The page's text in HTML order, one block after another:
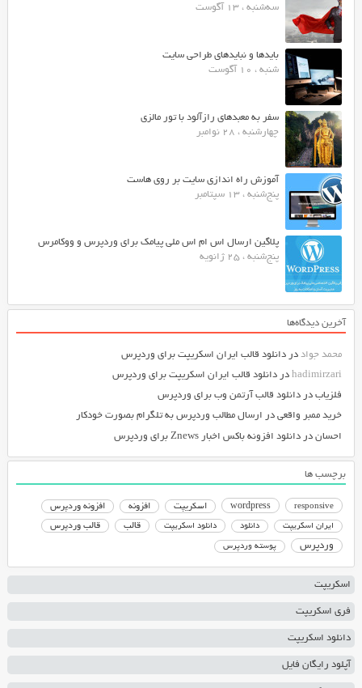
سه‌شنبه ، 13 آگوست
بایدها و نبایدهای طراحی سایت
شنبه ، 10 آگوست
سفر به معبدهای رازآلود با تور مالزی
چهارشنبه ، 28 نوامبر
آموزش راه اندازی سایت بر روی هاست
پنج‌شنبه ، 13 سپتامبر
پلاگین ارسال اس ام اس ملی پیامک برای وردپرس و ووکامرس
پنج‌شنبه ، 25 ژانویه
آخرین دیدگاه‌ها
محمد جواددر دانلود قالب ایران اسکریپت برای وردپرس
hadimirzariدر دانلود قالب ایران اسکریپت برای وردپرس
فلزیابدر دانلود قالب آرتمن وب برای وردپرس
خرید ممبر واقعیدر ارسال مطالب وردپرس به تلگرام بصورت خودکار
احساندر دانلود افزونه باکس اخبار Znews برای وردپرس
برچسب ها
responsive
wordpress اسکریپت افزونه افزونه وردپرس
ایران اسکریپت دانلود دانلود اسکریپت قالب قالب وردپرس
وردپرس پوسته وردپرس
اسکریپت
فری اسکریپت
دانلود اسکریپت
آپلود رایگان فایل